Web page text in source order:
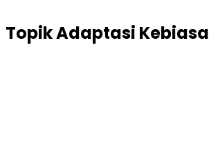
TopikAdaptasi